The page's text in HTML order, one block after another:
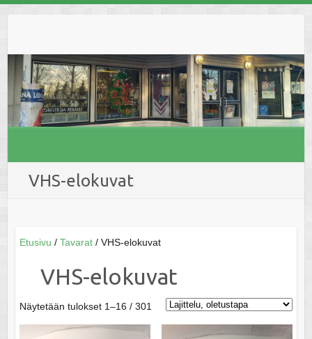
VHS-elokuvat
Etusivu / Tavarat/ VHS-elokuvat
VHS-elokuvat
Näytetään tulokset 1–16 / 301